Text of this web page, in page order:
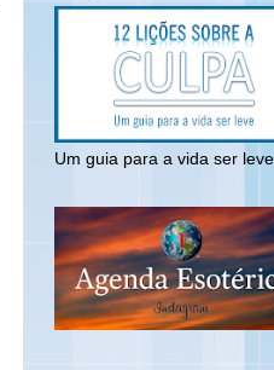
Um guia para a vida ser leve